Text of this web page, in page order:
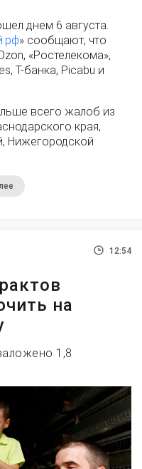
днем 6 августа.
» сообщают, что
«Ростелекома»,
Т-банка, Picabu и
всего жалоб из
края,
Нижегородской
12:54
на
1,8